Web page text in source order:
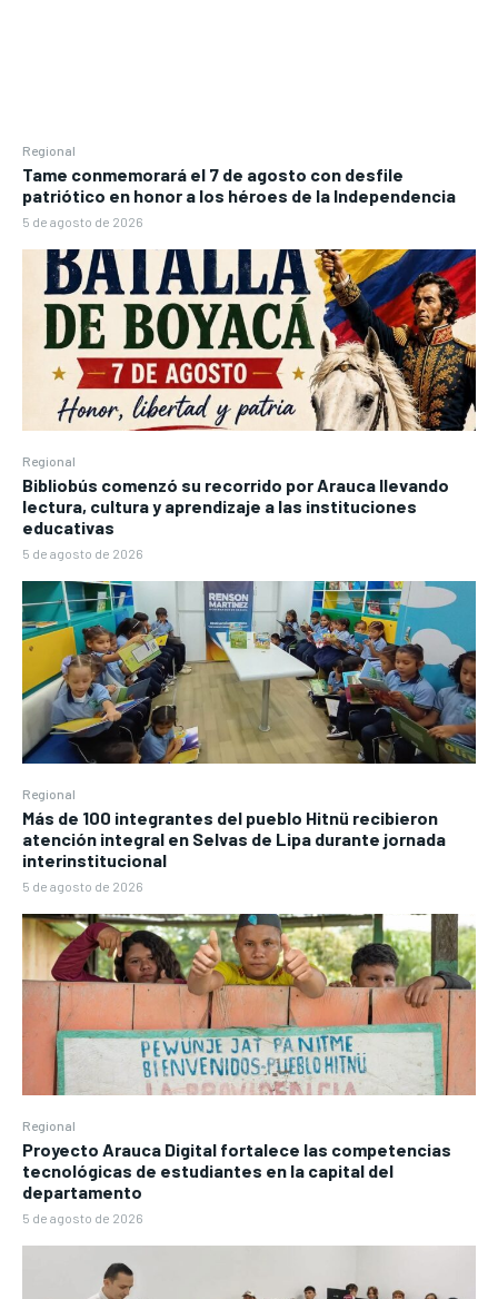
Regional
Tame conmemorará el 7 de agosto con desfile
patriótico en honor a los héroes de la Independencia
5 de agosto de 2026
Regional
Bibliobús comenzó su recorrido por Arauca llevando
lectura, cultura y aprendizaje a las instituciones
educativas
5 de agosto de 2026
Regional
Más de 100 integrantes del pueblo Hitnü recibieron
atención integral en Selvas de Lipa durante jornada
interinstitucional
5 de agosto de 2026
Regional
Proyecto Arauca Digital fortalece las competencias
tecnológicas de estudiantes en la capital del
departamento
5 de agosto de 2026